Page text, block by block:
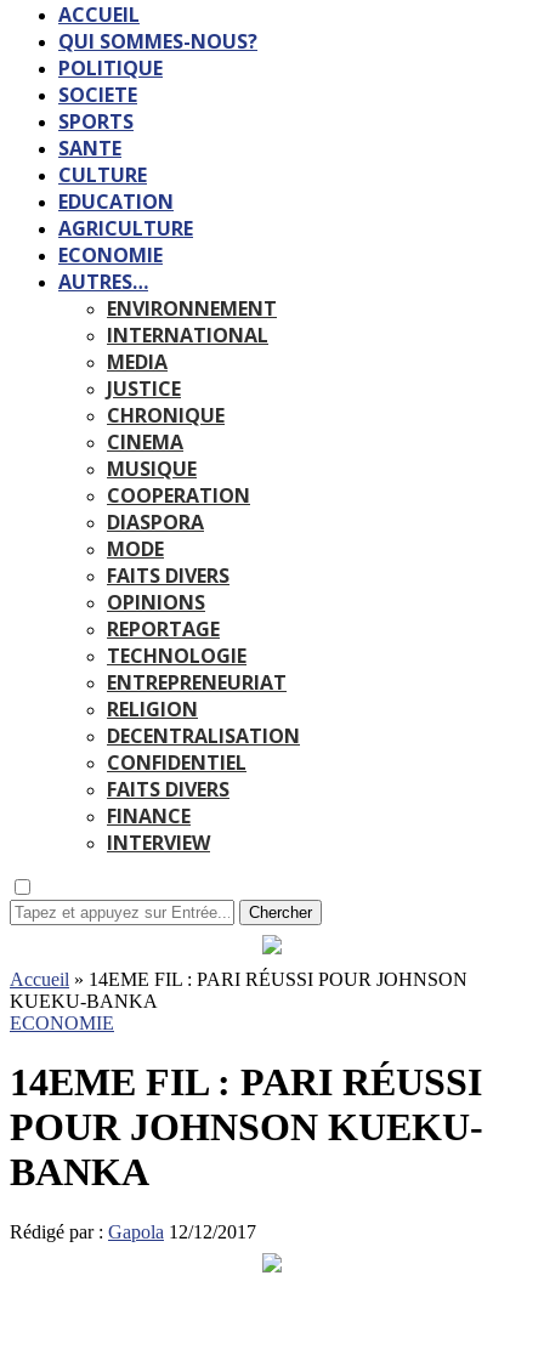
ACCUEIL
QUI SOMMES-NOUS?
POLITIQUE
SOCIETE
SPORTS
SANTE
CULTURE
EDUCATION
AGRICULTURE
ECONOMIE
AUTRES…
ENVIRONNEMENT
INTERNATIONAL
MEDIA
JUSTICE
CHRONIQUE
CINEMA
MUSIQUE
COOPERATION
DIASPORA
MODE
FAITS DIVERS
OPINIONS
REPORTAGE
TECHNOLOGIE
ENTREPRENEURIAT
RELIGION
DECENTRALISATION
CONFIDENTIEL
FAITS DIVERS
FINANCE
INTERVIEW
Chercher
Accueil » 14EME FIL : PARI RÉUSSI POUR JOHNSON
KUEKU-BANKA
ECONOMIE
14EME FIL : PARI RÉUSSI
POUR JOHNSON KUEKU-
BANKA
Rédigé par : Gapola 12/12/2017